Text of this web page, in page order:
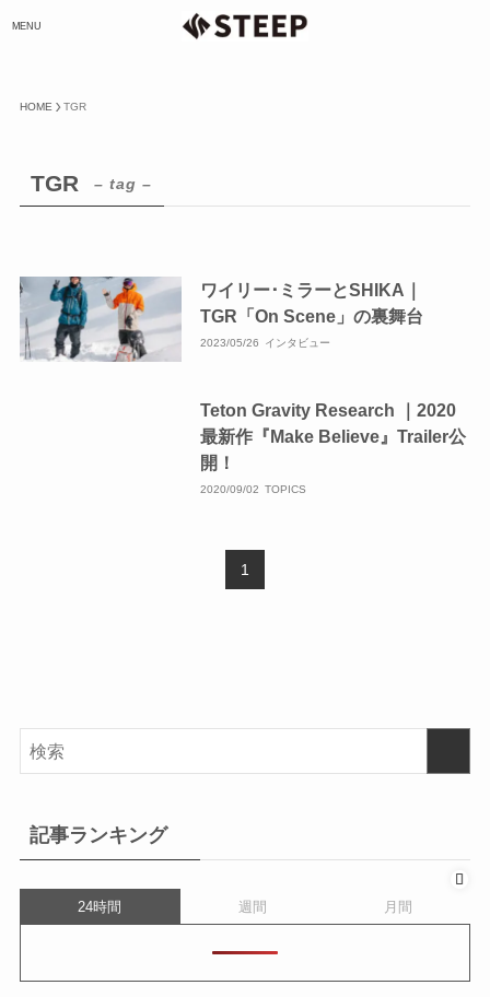
MENU
HOME TGR
TGR – tag –
ワイリー･ミラーとSHIKA｜
TGR「On Scene」の裏舞台
2023/05/26 インタビュー
Teton Gravity Research ｜2020
最新作『Make Believe』Trailer公
開！
2020/09/02 TOPICS
1
記事ランキング
24時間 週間 月間